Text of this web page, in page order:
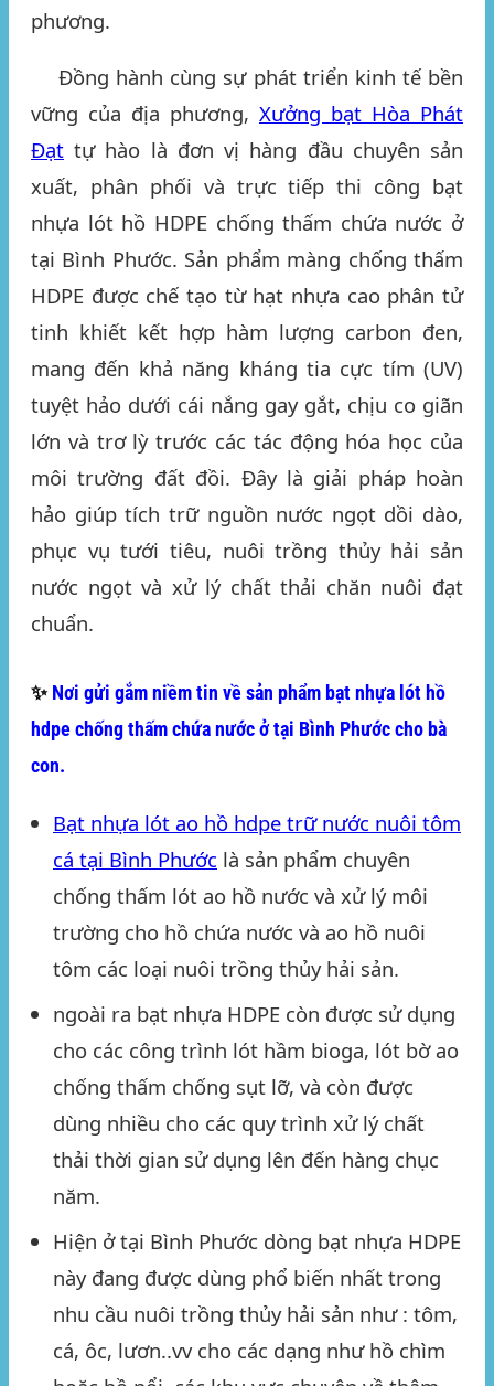
phương.
Đồng hành cùng sự phát triển kinh tế bền
vững của địa phương, Xưởng bạt Hòa Phát
Đạt tự hào là đơn vị hàng đầu chuyên sản
xuất, phân phối và trực tiếp thi công bạt
nhựa lót hồ HDPE chống thấm chứa nước ở
tại Bình Phước. Sản phẩm màng chống thấm
HDPE được chế tạo từ hạt nhựa cao phân tử
tinh khiết kết hợp hàm lượng carbon đen,
mang đến khả năng kháng tia cực tím (UV)
tuyệt hảo dưới cái nắng gay gắt, chịu co giãn
lớn và trơ lỳ trước các tác động hóa học của
môi trường đất đồi. Đây là giải pháp hoàn
hảo giúp tích trữ nguồn nước ngọt dồi dào,
phục vụ tưới tiêu, nuôi trồng thủy hải sản
nước ngọt và xử lý chất thải chăn nuôi đạt
chuẩn.
✨Nơi gửi gắm niềm tin về sản phẩm bạt nhựa lót hồ
hdpe chống thấm chứa nước ở tại Bình Phước cho bà
con.
Bạt nhựa lót ao hồ hdpe trữ nước nuôi tôm
cá tại Bình Phước là sản phẩm chuyên
chống thấm lót ao hồ nước và xử lý môi
trường cho hồ chứa nước và ao hồ nuôi
tôm các loại nuôi trồng thủy hải sản.
ngoài ra bạt nhựa HDPE còn được sử dụng
cho các công trình lót hầm bioga, lót bờ ao
chống thấm chống sụt lỡ, và còn được
dùng nhiều cho các quy trình xử lý chất
thải thời gian sử dụng lên đến hàng chục
năm.
Hiện ở tại Bình Phước dòng bạt nhựa HDPE
này đang được dùng phổ biến nhất trong
nhu cầu nuôi trồng thủy hải sản như : tôm,
cá, ôc, lươn..vv cho các dạng như hồ chìm